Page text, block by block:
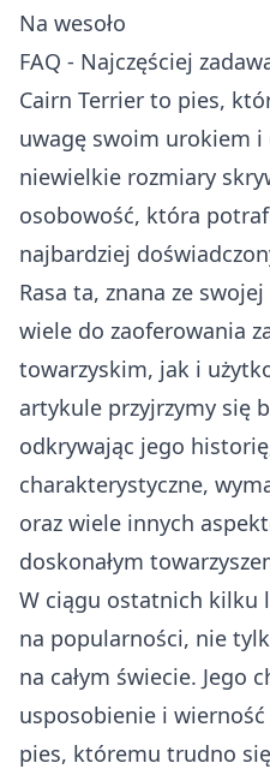
Na wesoło
FAQ - Najczęściej
Cairn Terrier to pies,
uwagę swoim urokiem i
niewielkie rozmiary
osobowość, która
najbardziej
Rasa ta, znana ze
wiele do zaoferowania
towarzyskim, jak i
artykule przyjrzymy się
odkrywając jego
charakterystyczne,
oraz wiele innych
doskonałym
W ciągu ostatnich kilku
na popularności, nie
na całym świecie. Jego
usposobienie i
pies, któremu trudno